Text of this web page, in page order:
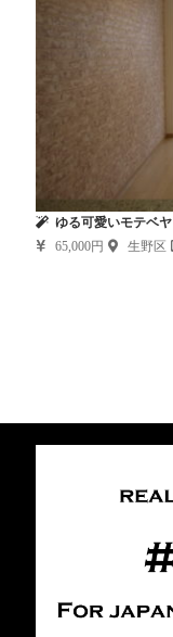
ゆる可愛いモテベヤ
65,000円
生野区